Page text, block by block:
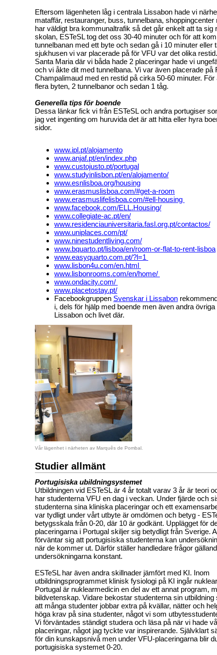
Eftersom lägenheten låg i centrala Lissabon hade vi
mataffär, restauranger, buss, tunnelbana,
har väldigt bra kommunaltrafik så det går enkelt att ta sig
skolan, ESTeSL tog det oss 30-40 minuter och för att
tunnelbanan med ett byte och sedan gå i 10 minuter eller
sjukhusen vi var placerade på för VFU var det olika
Santa Maria där vi båda hade 2 placeringar hade vi
och vi åkte dit med tunnelbana. Vi var även placerade på
Champalimaud med en restid på cirka 50-60 minuter.
flera byten, 2 tunnelbanor och sedan 1 tåg.
Generella tips för boende
Dessa länkar fick vi från ESTeSL och andra portugiser
jag vet ingenting om huruvida det är att hitta eller hyra
sidor.
www.ipl.pt/alojamento
www.anjaf.pt/en/index.php
www.custojusto.pt/portugal
www.studyinlisbon.pt/en/alojamento/
www.esnlisboa.org/housing
www.erasmuslisboa.com/#get-a-room
www.erasmuslifelisboa.com/#ell-housing
www.facebook.com/ELL.Housing/
www.collegiate-ac.pt/en/
www.residenciauniversitaria.fasl.org.pt/contactos/
www.uniplaces.com/pt/
www.ninestudentliving.com/
www.bquarto.pt/lisboa/en/room-or-flat-to-rent-lisboa
www.easyquarto.com.pt/?l=1
www.lisbon4u.com/en.html
www.lisbonrooms.com/en/home/
www.ondacity.com/
www.placetostay.pt/
Facebookgruppen Svenskar i Lissabon
i, dels för hjälp med boende men även andra
Lissabon och livet där.
Vår lägenhet i närheten av Marquês de Pombal.
Studier allmänt
Portugisiska ubildningsystemet
Utbildningen vid ESTeSL är 4 år totalt varav 3 år är teori
har studenterna VFU en dag i veckan. Under fjärde och
studenterna sina kliniska placeringar och ett
var tydligt under vårt utbyte är omdömen och betyg -
betygsskala från 0-20, där 10 är godkänt. Upplägget för
placeringarna i Portugal skiljer sig betydligt från Sverige.
förväntar sig att portugisiska studenterna kan
när de kommer ut. Därför ställer handledare frågor
undersökningarna konstant.
ESTeSL har även andra skillnader jämfört med KI. Inom
utbildningsprogrammet klinisk fysiologi på KI ingår
Portugal är nuklearmedicin en del av ett annat program,
bildvetenskap. Vidare bekostar studenterna sin
att många studenter jobbar extra på kvällar, nätter och
höga krav på sina studenter, något vi som
Vi förväntades ständigt studera och läsa på när vi hade
placeringar, något jag tyckte var inspirerande. Självklart
för din kunskapsnivå men under VFU-placeringarna blir
portugisiska systemet 0-20.